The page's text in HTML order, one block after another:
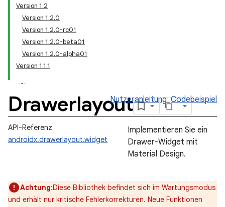
Version 1.2
Version 1.2.0
Version 1.2.0-rc01
Version 1.2.0-beta01
Version 1.2.0-alpha01
Version 1.1.1
DrawerlayoutNutzeranleitung Codebeispiel
API-Referenz
androidx.drawerlayout.widget
Implementieren Sie ein
Drawer-Widget mit
Material Design.
Achtung:Diese Bibliothek befindet sich im Wartungsmodus
und erhält nur kritische Fehlerkorrekturen. Neue Funktionen